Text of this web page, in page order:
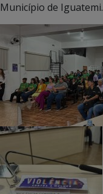
Município de Iguatemi.